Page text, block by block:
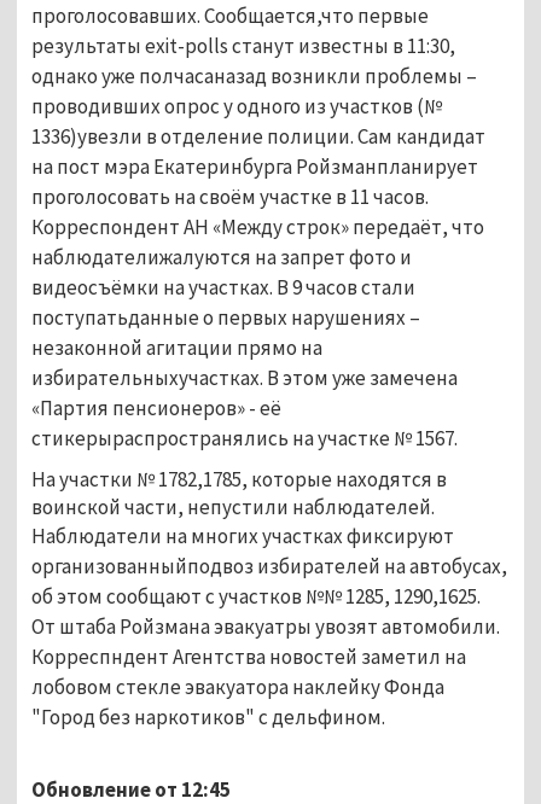
проголосовавших. Сообщается,что первые
результаты exit-polls станут известны в 11:30,
однако уже полчасаназад возникли проблемы –
проводивших опрос у одного из участков (№
1336)увезли в отделение полиции. Сам кандидат
на пост мэра Екатеринбурга Ройзманпланирует
проголосовать на своём участке в 11 часов.
Корреспондент АН «Между строк» передаёт, что
наблюдателижалуются на запрет фото и
видеосъёмки на участках. В 9 часов стали
поступатьданные о первых нарушениях –
незаконной агитации прямо на
избирательныхучастках. В этом уже замечена
«Партия пенсионеров» - её
стикерыраспространялись на участке № 1567.
На участки № 1782,1785, которые находятся в
воинской части, непустили наблюдателей.
Наблюдатели на многих участках фиксируют
организованныйподвоз избирателей на автобусах,
об этом сообщают с участков №№ 1285, 1290,1625.
От штаба Ройзмана эвакуатры увозят автомобили.
Корреспндент Агентства новостей заметил на
лобовом стекле эвакуатора наклейку Фонда
"Город без наркотиков" с дельфином.
Обновление от 12:45